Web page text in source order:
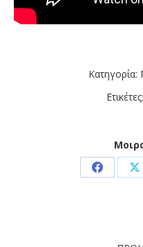
Κατηγορία:
Ετικέτες:
Share